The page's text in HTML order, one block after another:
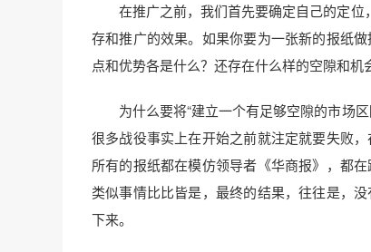
在推广之前，我们首先要确定自己的定位
存和推广的效果。如果你要为一张新的报纸
点和优势各是什么？还存在什么样的空隙和机
为什么要将“建立一个有足够空隙的市场区
很多战役事实上在开始之前就注定就要失败
所有的报纸都在模仿领导者《华商报》，都
类似事情比比皆是，最终的结果，往往是，
下来。